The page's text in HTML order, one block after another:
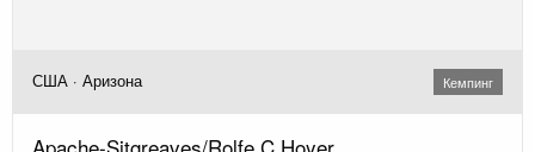
США · Аризона Кемпинг